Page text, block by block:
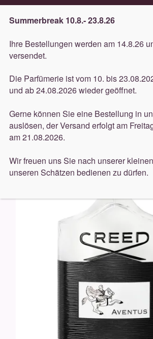
Lieferung innerhalb 3
Navigation
springen
Inhalt
springen
Düfte
Dekorative
Accessoires
Start Düfte Creed Creed Aventus
Summerbreak 10.8.- 23.8.26
Ihre Bestellungen werden am 14.8.26
versendet.
Die Parfümerie ist vom 10. bis
und ab 24.08.2026 wieder geöffnet.
Gerne können Sie eine Bestellung in
auslösen, der Versand erfolgt am
am 21.08.2026.
Wir freuen uns Sie nach unserer
unseren Schätzen bedienen zu dürfen.